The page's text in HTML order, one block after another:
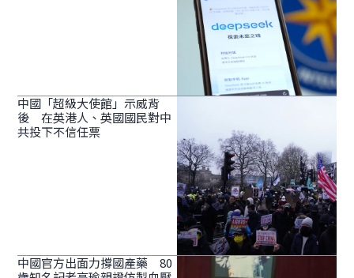
中國「超級大使館」示威背
後 在英港人、英國國民對中
共投下不信任票
中國官方出面力撐國產藥 80